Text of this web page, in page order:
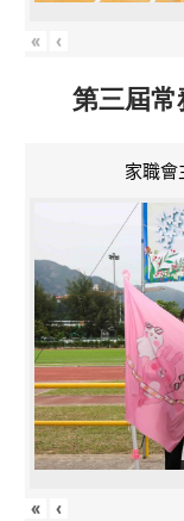
« ‹
第三屆
家職會
« ‹